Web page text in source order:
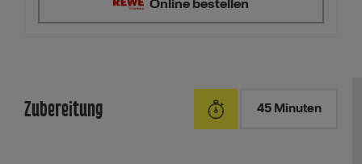
Online bestellen
Zubereitung 45 Minuten